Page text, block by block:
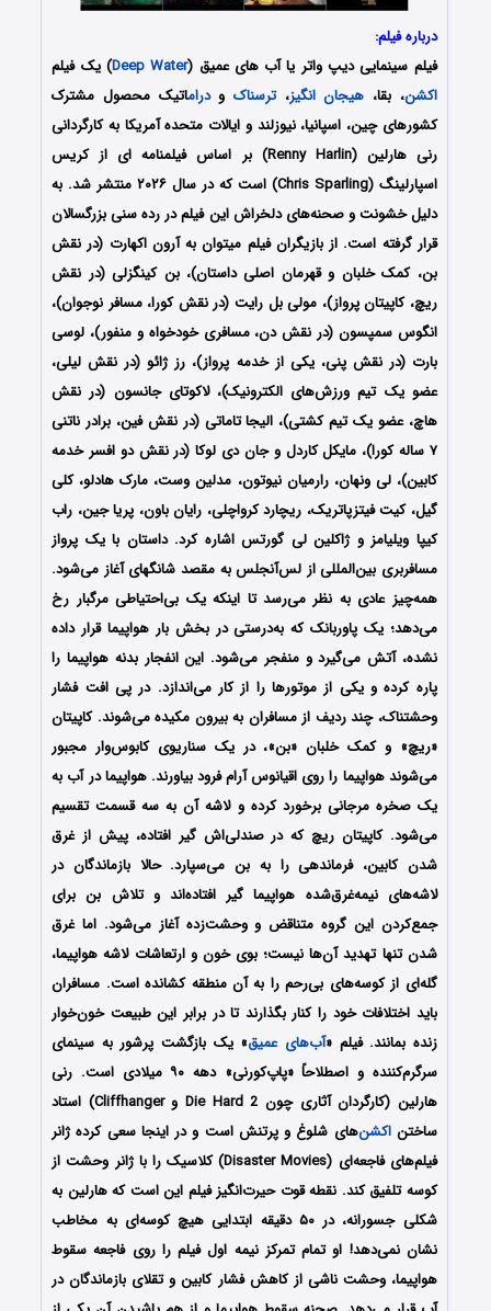
درباره فیلم:
فیلم سینمایی دیپ واتر یا آب های عمیق (Deep Water) یک فیلم
اکشن، بقا، هیجان انگیز،ترسناک ودراماتیک محصول مشترک
کشورهای چین، اسپانیا، نیوزلند و ایالات متحده آمریکا به کارگردانی
رنی هارلین (Renny Harlin) بر اساس فیلمنامه ای از کریس
اسپارلینگ (Chris Sparling) است که در سال ۲۰۲۶ منتشر شد. به
دلیل خشونت و صحنه‌های دلخراش این فیلم در رده سنی بزرگسالان
قرار گرفته است. از بازیگران فیلم میتوان به آرون اکهارت (در نقش
بن، کمک خلبان و قهرمان اصلی داستان)، بن کینگزلی (در نقش
ریچ، کاپیتان پرواز)، مولی بل رایت (در نقش کورا، مسافر نوجوان)،
انگوس سمپسون (در نقش دن، مسافری خودخواه و منفور)، لوسی
بارت (در نقش پنی، یکی از خدمه پرواز)، رز ژائو (در نقش لیلی،
عضو یک تیم ورزش‌های الکترونیک)، لاکوتای جانسون (در نقش
هاچ، عضو یک تیم کشتی)، الیجا تاماتی (در نقش فین، برادر ناتنی
۷ ساله کورا)، مایکل کاردل و جان دی لوکا (در نقش دو افسر خدمه
کابین)، لی ونهان، رارمیان نیوتون، مدلین وست، مارک هادلو، کلی
گیل، کیت فیتزپاتریک، ریچارد کرواچلی، رایان باون، پریا جین، راب
کیپا ویلیامز و ژاکلین لی گورتس اشاره کرد. داستان با یک پرواز
مسافربری بین‌المللی از لس‌آنجلس به مقصد شانگهای آغاز می‌شود.
همه‌چیز عادی به نظر می‌رسد تا اینکه یک بی‌احتیاطی مرگبار رخ
می‌دهد؛ یک پاوربانک که به‌درستی در بخش بار هواپیما قرار داده
نشده، آتش می‌گیرد و منفجر می‌شود. این انفجار بدنه هواپیما را
پاره کرده و یکی از موتورها را از کار می‌اندازد. در پی افت فشار
وحشتناک، چند ردیف از مسافران به بیرون مکیده می‌شوند. کاپیتان
«ریچ» و کمک خلبان «بن»، در یک سناریوی کابوس‌وار مجبور
می‌شوند هواپیما را روی اقیانوس آرام فرود بیاورند. هواپیما در آب به
یک صخره مرجانی برخورد کرده و لاشه آن به سه قسمت تقسیم
می‌شود. کاپیتان ریچ که در صندلی‌اش گیر افتاده، پیش از غرق
شدن کابین، فرماندهی را به بن می‌سپارد. حالا بازماندگان در
لاشه‌های نیمه‌غرق‌شده هواپیما گیر افتاده‌اند و تلاش بن برای
جمع‌کردن این گروه متناقض و وحشت‌زده آغاز می‌شود. اما غرق
شدن تنها تهدید آن‌ها نیست؛ بوی خون و ارتعاشات لاشه هواپیما،
گله‌ای از کوسه‌های بی‌رحم را به آن منطقه کشانده است. مسافران
باید اختلافات خود را کنار بگذارند تا در برابر این طبیعت خون‌خوار
زنده بمانند. فیلم «آب‌های عمیق» یک بازگشت پرشور به سینمای
سرگرم‌کننده و اصطلاحاً «پاپ‌کورنی» دهه ۹۰ میلادی است. رنی
هارلین (کارگردان آثاری چون Die Hard 2 و Cliffhanger) استاد
ساختناکشن‌های شلوغ و پر‌تنش است و در اینجا سعی کرده ژانر
فیلم‌های فاجعه‌ای (Disaster Movies) کلاسیک را با ژانر وحشت از
کوسه تلفیق کند. نقطه قوت حیرت‌انگیز فیلم این است که هارلین به
شکلی جسورانه، در ۵۰ دقیقه ابتدایی هیچ کوسه‌ای به مخاطب
نشان نمی‌دهد! او تمام تمرکز نیمه اول فیلم را روی فاجعه سقوط
هواپیما، وحشت ناشی از کاهش فشار کابین و تقلای بازماندگان در